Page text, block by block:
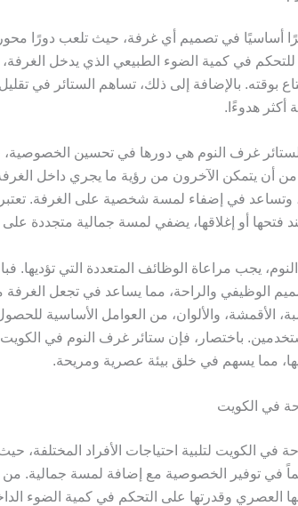
أساسيًا في تصميم أي غرفة، حيث تلعب دورًا
للتحكم في كمية الضوء الطبيعي الذي يدخل
بوقته. بالإضافة إلى ذلك، تساهم الستائر في
أكثر هدوءًا.
غرف النوم هي دورها في تحسين الخصوصية،
من أن يتمكن الآخرون من رؤية ما يجري داخل
في إضفاء لمسة شخصية على الغرفة. تعتبر
فتحها أو إغلاقها، يضفي لمسة جمالية متجددة على
يجب مراعاة الوظائف المتعددة التي تؤديها.
الوظيفي والراحة، مما يساعد في تجعل الغرفة
الأقمشة، والألوان، من العوامل الأساسية
باختصار، فإن ستائر غرف النوم في
مما يسهم في خلق بيئة عصرية ومريحة.
في الكويت
في الكويت لتلبية احتياجات الأفراد المختلفة،
في توفير الخصوصية مع إضافة لمسة جمالية. من
العصري وقدرتها على التحكم في كمية الضوء